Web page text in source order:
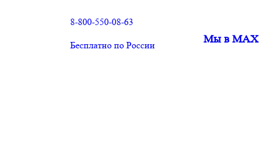
8-800-550-08-63
Бесплатно по России Мы в MAX